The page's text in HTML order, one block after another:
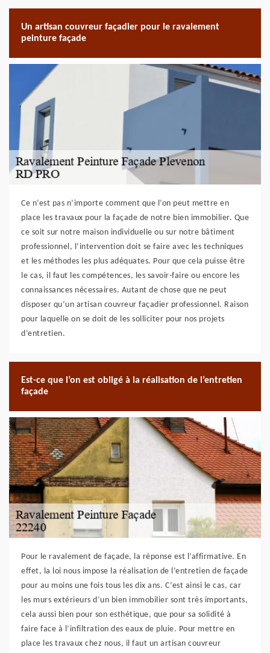
Un artisan couvreur façadier pour le ravalement
peinture façade
Ce n’est pas n’importe comment que l’on peut mettre en
place les travaux pour la façade de notre bien immobilier. Que
ce soit sur notre maison individuelle ou sur notre bâtiment
professionnel, l’intervention doit se faire avec les techniques
et les méthodes les plus adéquates. Pour que cela puisse être
le cas, il faut les compétences, les savoir-faire ou encore les
connaissances nécessaires. Autant de chose que ne peut
disposer qu’un artisan couvreur façadier professionnel. Raison
pour laquelle on se doit de les solliciter pour nos projets
d’entretien.
Est-ce que l’on est obligé à la réalisation de l’entretien
façade
Pour le ravalement de façade, la réponse est l’affirmative. En
effet, la loi nous impose la réalisation de l’entretien de façade
pour au moins une fois tous les dix ans. C’est ainsi le cas, car
les murs extérieurs d’un bien immobilier sont très importants,
cela aussi bien pour son esthétique, que pour sa solidité à
faire face à l’infiltration des eaux de pluie. Pour mettre en
place les travaux chez nous, il faut un artisan couvreur